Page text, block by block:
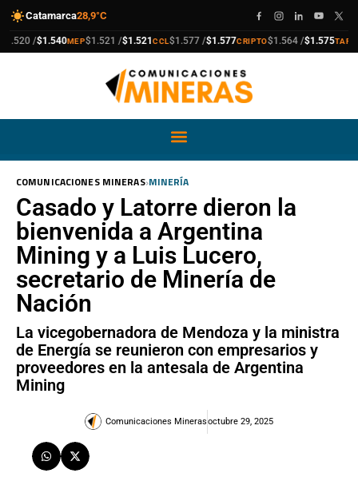
Catamarca28,9°C
/$1.540 MEP
compra$1.521 /
venta $1.521 CCL
compra$1.577 /
venta $1.577 CRIPTO
compra$1.564 /
venta $1.575 TARJETA
compra
venta
COMUNICACIONES MINERAS›MINERÍA
Casado y Latorre dieron la
bienvenida a Argentina
Mining y a Luis Lucero,
secretario de Minería de
Nación
La vicegobernadora de Mendoza y la ministra
de Energía se reunieron con empresarios y
proveedores en la antesala de Argentina
Mining
Comunicaciones Minerasoctubre 29, 2025